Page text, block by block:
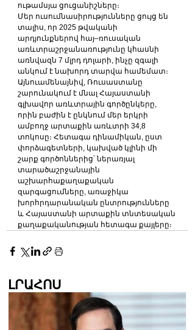
ութամսյա ցուցանիշները։
Մեր ուսումնասիրությունները ցույց են
տալիս, որ 2025 թվականի
արդյունքներով հայ–ռուսական
առևտրաշրջանառությունը կհասնի
առնվազն 7 մլրդ դոլարի, ինչը զգալի
անկում է նախորդ տարվա համեմատ։
Այնուամենայնիվ, Ռուսաստանը
շարունակում է մնալ Հայաստանի
գլխավոր առևտրային գործընկերը,
որին բաժին է ընկնում մեր երկրի
ամբողջ արտաքին առևտրի 34,8
տոկոսը։ Հետագա դինամիկան, ըստ
փորձագետների, կախված կլինի մի
շարք գործոններից՝ ներառյալ
տարածաշրջանային
աշխարհաքաղաքական
զարգացումները, առաջիկա
խորհրդարանական ընտրությունները
և Հայաստանի արտաքին տնտեսական
քաղաքականության հետագա քայլերը։
ԼՐԱՀՈՍ